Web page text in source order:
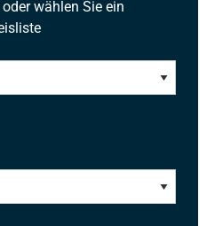
wählen Sie ein